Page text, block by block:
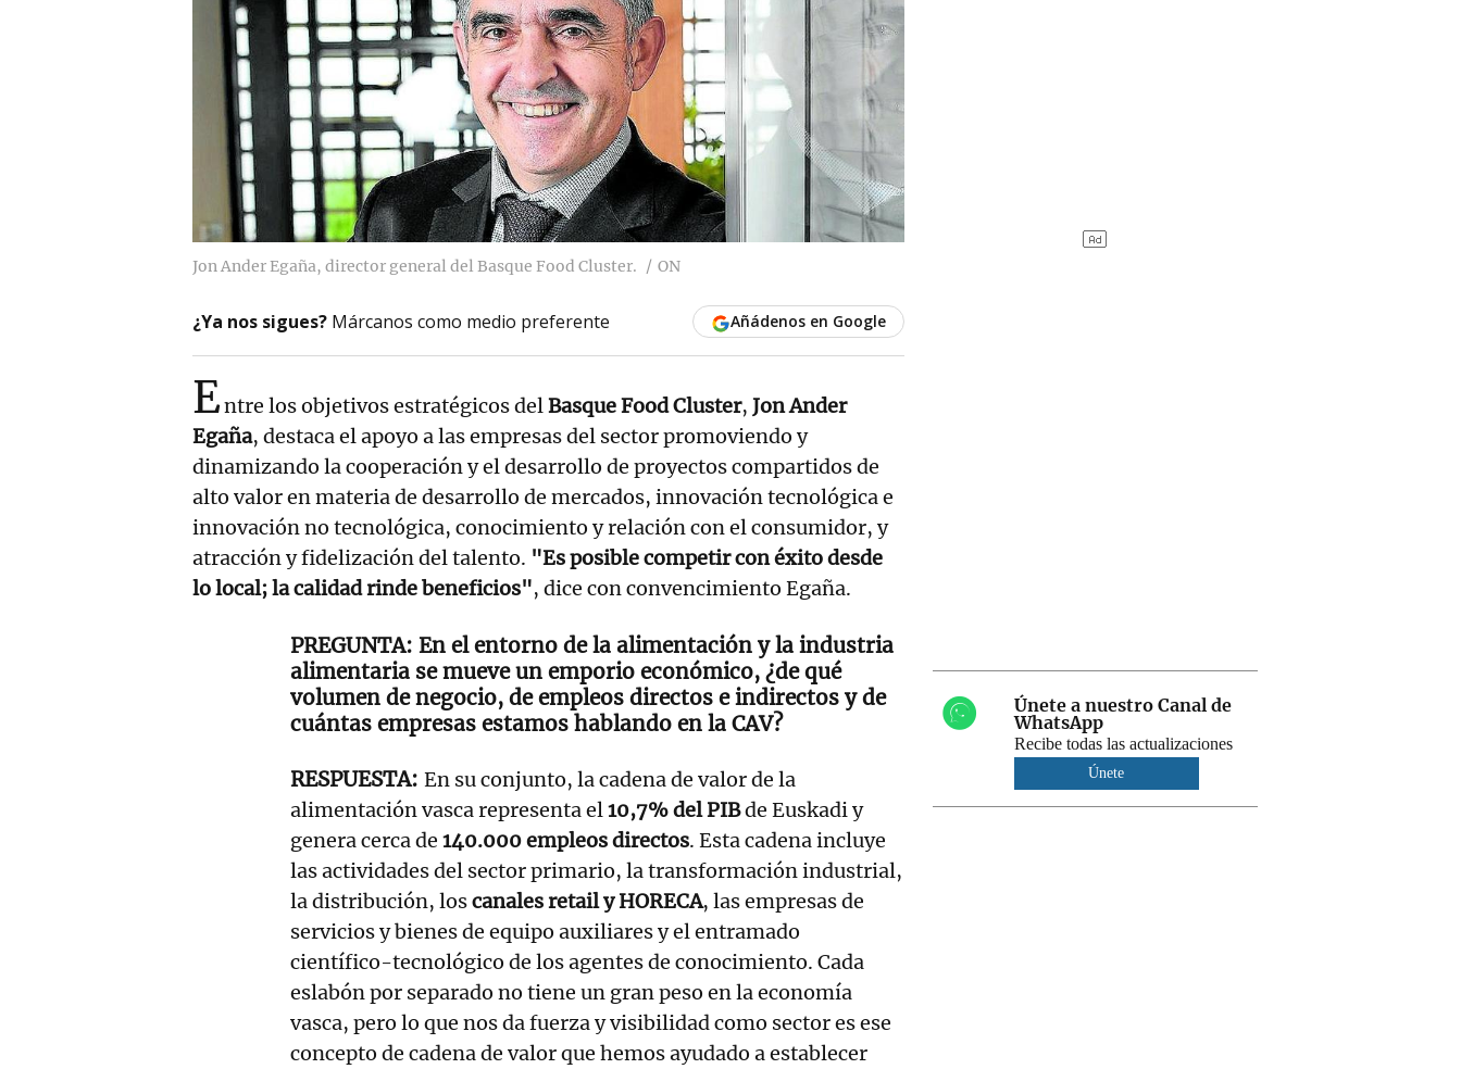
Jon Ander Egaña, director general del Basque Food Cluster. ON
¿Ya nos sigues? Márcanos como medio preferente Añádenos en Google
Entre los objetivos estratégicos delBasque Food Cluster, Jon Ander
Egaña, destaca el apoyo a las empresas del sector promoviendo y
dinamizando la cooperación y el desarrollo de proyectos compartidos de
alto valor en materia de desarrollo de mercados, innovación tecnológica e
innovación no tecnológica, conocimiento y relación con el consumidor, y
atracción y fidelización del talento. "Es posible competir con éxito desde
lo local; la calidad rinde beneficios", dice con convencimiento Egaña.
En el entorno de la alimentación y la industria
alimentaria se mueve un emporio económico, ¿de qué
volumen de negocio, de empleos directos e indirectos y de
cuántas empresas estamos hablando en la CAV?
En su conjunto, la cadena de valor de la
alimentación vasca representa el10,7% del PIBde Euskadi y
genera cerca de 140.000 empleos directos. Esta cadena incluye
las actividades del sector primario, la transformación industrial,
la distribución, loscanales retail y HORECA, las empresas de
servicios y bienes de equipo auxiliares y el entramado
científico-tecnológico de los agentes de conocimiento. Cada
eslabón por separado no tiene un gran peso en la economía
vasca, pero lo que nos da fuerza y visibilidad como sector es ese
concepto de cadena de valor que hemos ayudado a establecer
Únete a nuestro Canal de
WhatsApp
Recibe todas las actualizaciones
Únete